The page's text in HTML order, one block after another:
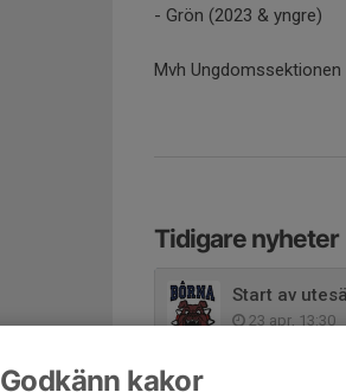
- Grön (2023 & yngre)
Mvh Ungdomssektionen
Tidigare nyheter
Start av
23 apr, 13:30
Uppstart av
Godkänn kakor